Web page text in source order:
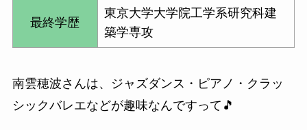
最終学歴
東京大学大学院工学系研究科建
築学専攻
南雲穂波さんは、ジャズダンス・ピアノ・クラッ
シックバレエなどが趣味なんですって🎵